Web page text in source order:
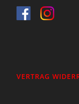
VERTRAG